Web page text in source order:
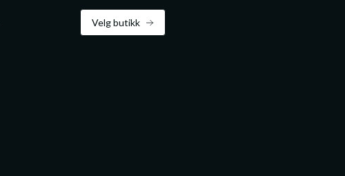
Velg butikk